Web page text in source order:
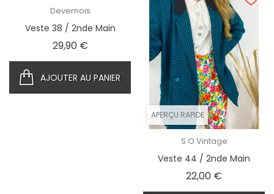
Devernois
Veste 38 / 2nde Main
29,90 €Prix
AJOUTER AU PANIER
APERÇU RAPIDE
S.O Vintage
Veste 44 / 2nde Main
22,00 €